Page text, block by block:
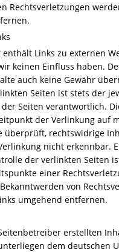
Rechtsverletzungen
enthält Links zu externen
keinen Einfluss haben.
auch keine Gewähr
Seiten ist stets der
Seiten verantwortlich.
der Verlinkung auf
überprüft, rechtswidrige
nicht erkennbar.
der verlinkten Seiten
einer
von
umgehend entfernen.
erstellten
dem deutschen